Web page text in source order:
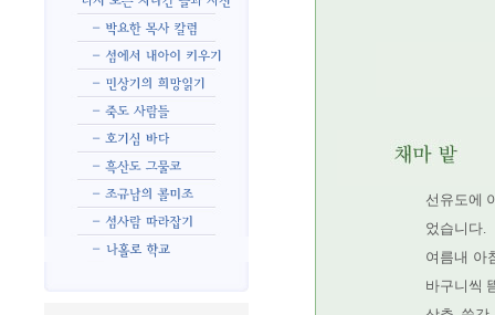
선유도에
었습니다.
여름내 아
바구니씩